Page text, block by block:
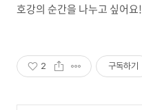
호강의 순간을 나누고 싶어요!
2 구독하기